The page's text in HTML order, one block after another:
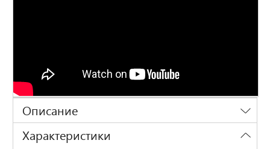
Описание
Характеристики